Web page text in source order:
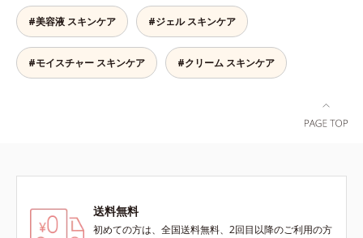
生成する状態
#美容液 スキンケア #ジェル スキンケア
#モイスチャー スキンケア #クリーム スキンケア
送料無料
初めての方は、全国送料無料、2回目以降のご利用の方